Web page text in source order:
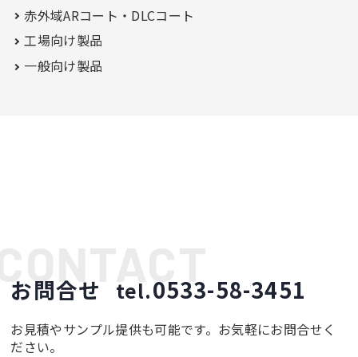
赤外域ARコート・ DLCコート
工場向け製品
一般向け製品
お問合せ tel.0533-58-3451
お見積やサンプル提供も可能です。お気軽にお問合せく
ださい。